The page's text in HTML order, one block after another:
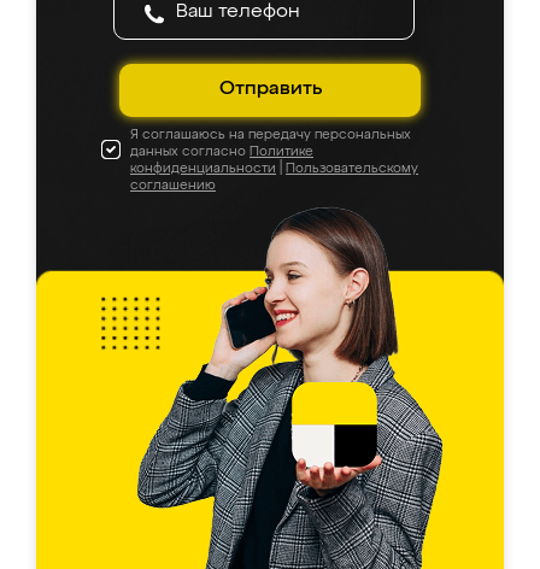
Отправить
Я соглашаюсь на передачу персональных
данных согласно Политике
конфиденциальности
Пользовательскому
соглашению